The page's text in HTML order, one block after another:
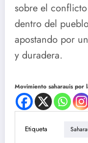
sobre el
dentro del
apostando por
y duradera.
Movimiento saharauis por
Etiqueta